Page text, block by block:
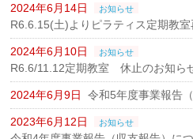
2024年6月14日 お知らせ
R6.6.15(土)よりピラティス定期教室
2024年6月10日 お知らせ
R6.6/11.12定期教室 休止のお知ら
2024年6月9日 令和5年度事業報告
2023年6月12日 お知らせ